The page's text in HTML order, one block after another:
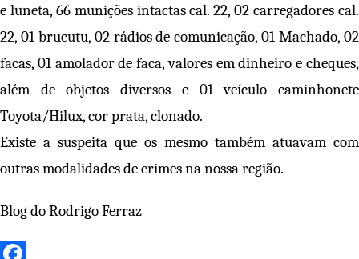
e luneta, 66 munições intactas cal. 22, 02 carregadores cal.
22, 01 brucutu, 02 rádios de comunicação, 01 Machado, 02
facas, 01 amolador de faca, valores em dinheiro e cheques,
além de objetos diversos e 01 veículo caminhonete
Toyota/Hilux, cor prata, clonado.
Existe a suspeita que os mesmo também atuavam com
outras modalidades de crimes na nossa região.
Blog do Rodrigo Ferraz